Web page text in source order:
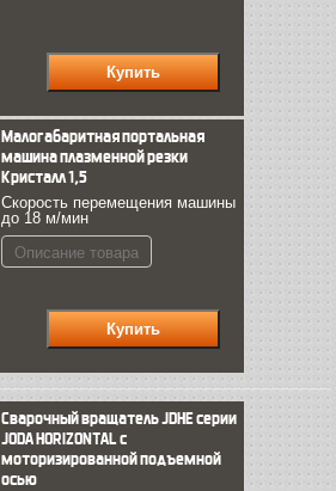
Малогабаритная портальная
машина плазменной резки
Кристалл 1,5
Скорость перемещения машины
до 18 м/мин
Описание товара
Сварочный вращатель JDHE серии
JODA HORIZONTAL с
моторизированной подъемной
осью